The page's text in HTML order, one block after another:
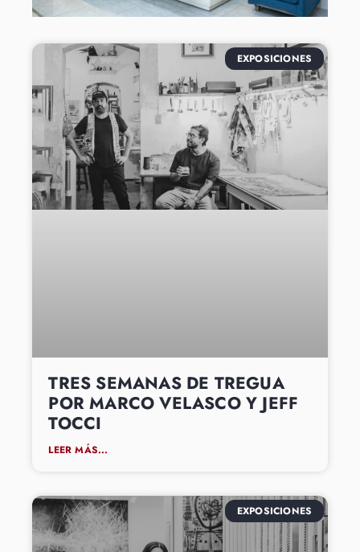
EXPOSICIONES
TRES SEMANAS DE TREGUA
POR MARCO VELASCO Y JEFF
TOCCI
LEER MÁS...
EXPOSICIONES